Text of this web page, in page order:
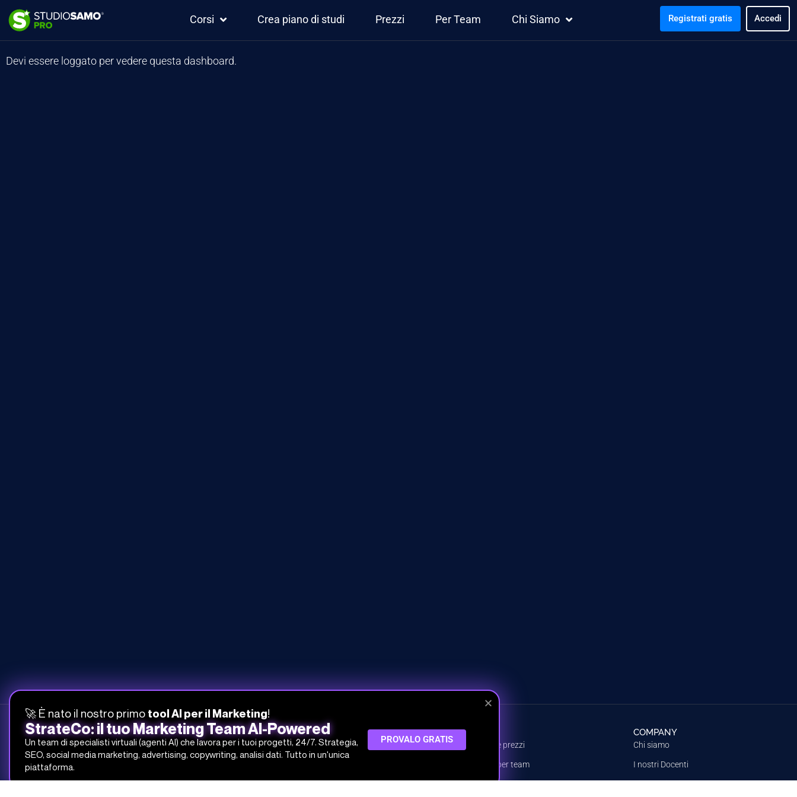
Corsi Crea piano di studi Prezzi Per Team Chi Siamo Registrati gratis Accedi
Devi essere loggato per vedere questa dashboard.
051-268-212
info@studiosamo.it
CORSI
Tutti i corsi Piani e prezzi
Piani per team
COMPANY
Chi siamo
I nostri Docenti
🚀 È nato il nostro primo tool AI per il Marketing!
StrateCo: il tuo Marketing Team AI-Powered
Un team di specialisti virtuali (agenti AI) che lavora per i tuoi progetti, 24/7. Strategia,
SEO, social media marketing, advertising, copywriting, analisi dati. Tutto in un'unica
piattaforma.
PROVALO GRATIS